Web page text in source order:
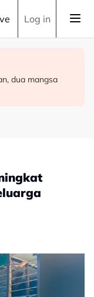
Log in
untuk bakat
milik di
dua mangsa